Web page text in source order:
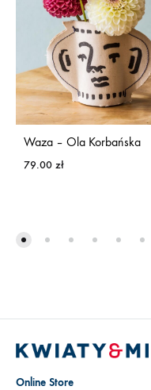
Waza – Ola Korbańska
79.00 zł
Online Store